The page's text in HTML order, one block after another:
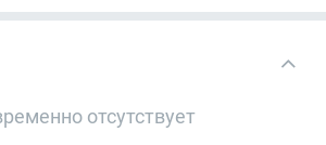
отсутствует